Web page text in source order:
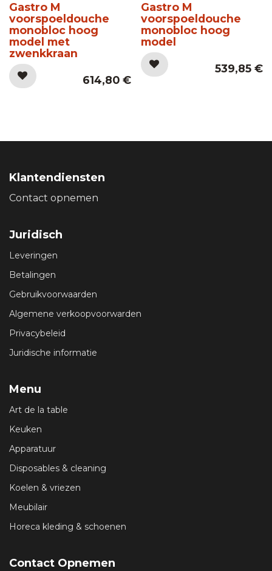
Gastro M
voorspoeldouche
monobloc hoog
model met
zwenkkraan
614,80€
Gastro M
voorspoeldouche
monobloc hoog
model
539,85€
Klantendiensten
Contact opnemen
Juridisch
Leveringen
Betalingen
Gebruikvoorwaarden
Algemene verkoopvoorwarden
Privacybeleid
Juridische informatie
Menu
Art de la table
Keuken
Apparatuur
Disposables & cleaning
Koelen & vriezen
Meubilair
Horeca kleding & schoenen
Contact Opnemen